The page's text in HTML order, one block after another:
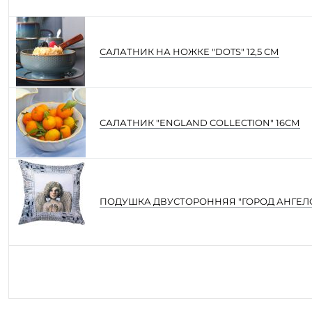
САЛАТНИК НА НОЖКЕ "DOTS" 12,5 СМ
САЛАТНИК "ENGLAND COLLECTION" 16СМ
ПОДУШКА ДВУСТОРОННЯЯ "ГОРОД